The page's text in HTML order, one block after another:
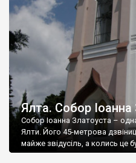
Ялта. Собор Іоанна
Собор Іоанна Златоуста –
Ялти. Його 45-метрова
майже звідусіль, а колись це